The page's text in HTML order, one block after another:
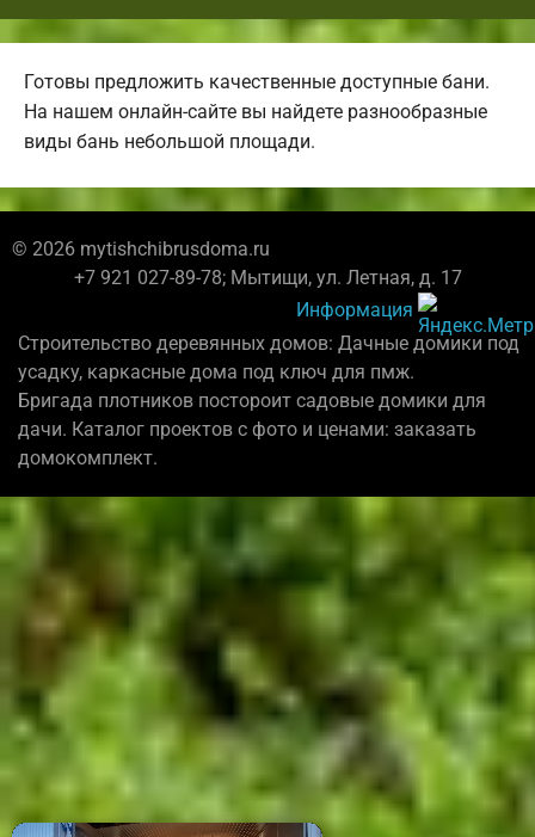
Готовы предложить качественные доступные бани.
На нашем онлайн-сайте вы найдете разнообразные
виды бань небольшой площади.
© 2026 mytishchibrusdoma.ru
+7 921 027-89-78; Мытищи, ул. Летная, д. 17
Информация
Строительство деревянных домов: Дачные домики под
усадку, каркасные дома под ключ для пмж.
Бригада плотников постороит садовые домики для
дачи. Каталог проектов с фото и ценами: заказать
домокомплект.